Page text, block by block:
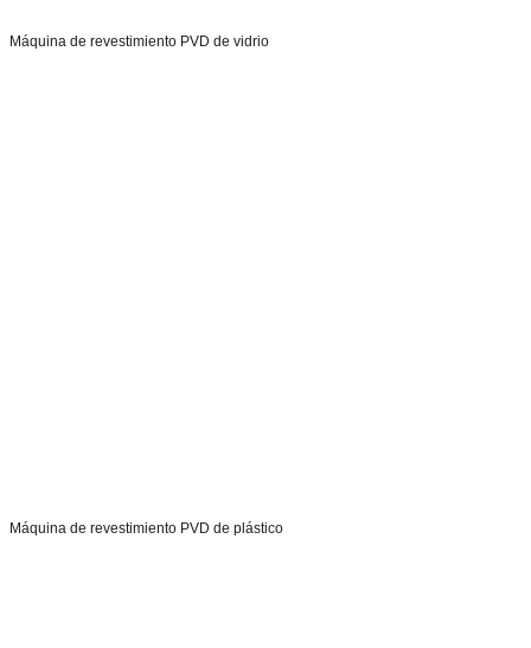
Máquina de revestimiento PVD de vidrio
Máquina de revestimiento PVD de plástico